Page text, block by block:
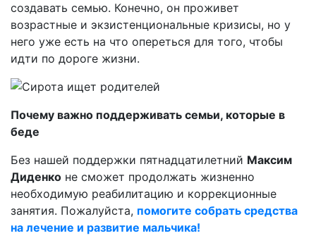
создавать семью. Конечно, он проживет
возрастные и экзистенциональные кризисы, но у
него уже есть на что опереться для того, чтобы
идти по дороге жизни.
Почему важно поддерживать семьи, которые в
беде
Без нашей поддержки пятнадцатилетний Максим
Диденко не сможет продолжать жизненно
необходимую реабилитацию и коррекционные
занятия. Пожалуйста, помогите собрать средства
на лечение и развитие мальчика!